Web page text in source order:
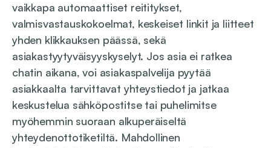
vaikkapa automaattiset reititykset,
valmisvastauskokoelmat, keskeiset linkit ja liitteet
yhden klikkauksen päässä, sekä
asiakastyytyväisyyskyselyt. Jos asia ei ratkea
chatin aikana, voi asiakaspalvelija pyytää
asiakkaalta tarvittavat yhteystiedot ja jatkaa
keskustelua sähköpostitse tai puhelimitse
myöhemmin suoraan alkuperäiseltä
yhteydenottotiketiltä. Mahdollinen